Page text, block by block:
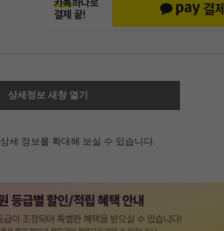
상세정보 새창 열기
상세 정보를 확대해 보실 수 있습니다.